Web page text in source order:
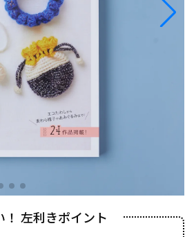
！ 左利きポイント